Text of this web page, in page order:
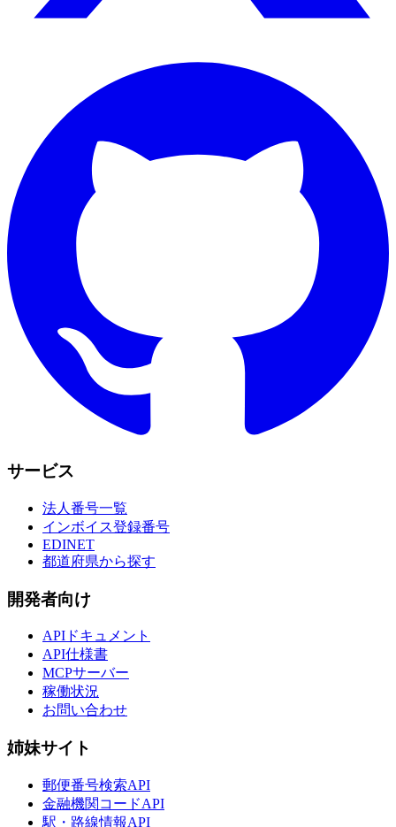
サービス
法人番号一覧
インボイス登録番号
EDINET
都道府県から探す
開発者向け
APIドキュメント
API仕様書
MCPサーバー
稼働状況
お問い合わせ
姉妹サイト
郵便番号検索API
金融機関コードAPI
駅・路線情報API